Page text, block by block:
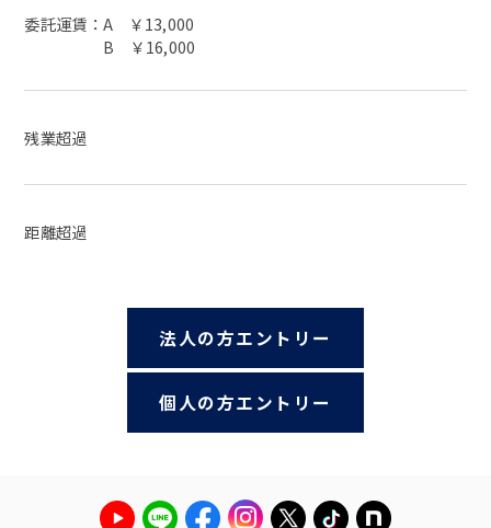
委託運賃：A ￥13,000
B ￥16,000
残業超過
距離超過
法人の方エントリー
個人の方エントリー